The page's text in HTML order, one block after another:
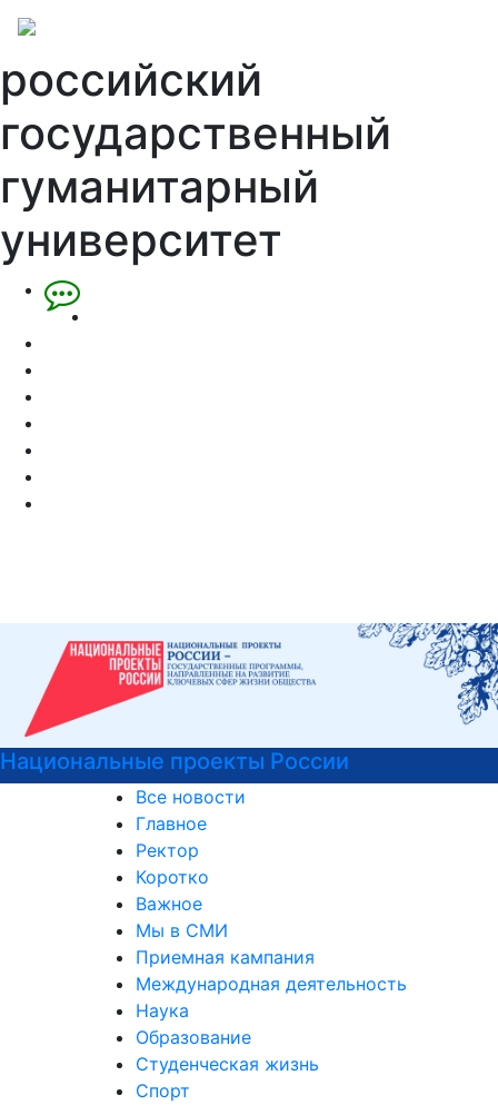
российский
государственный
гуманитарный
университет
Войска беспилотных систем РФ
Все новости
Главное
Ректор
Коротко
Важное
Мы в СМИ
Приемная кампания
Международная деятельность
Наука
Образование
Студенческая жизнь
Спорт